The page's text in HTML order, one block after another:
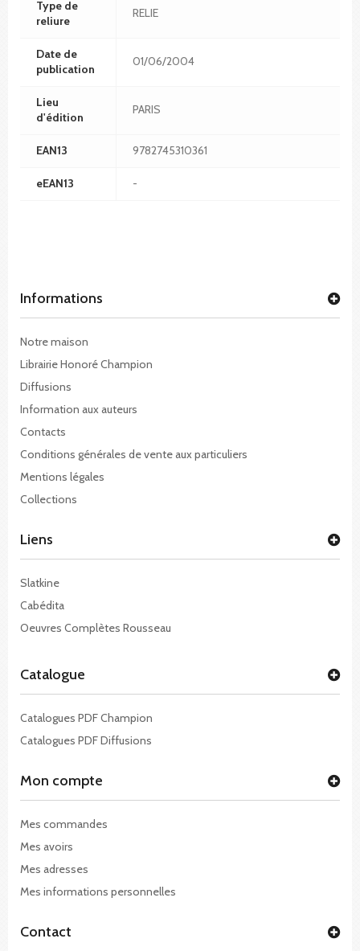
Type de
reliure
RELIE
Date de
publication
01/06/2004
Lieu
d'édition
PARIS
EAN13 9782745310361
eEAN13 -
Informations
Notre maison
Librairie Honoré Champion
Diffusions
Information aux auteurs
Contacts
Conditions générales de vente aux particuliers
Mentions légales
Collections
Liens
Slatkine
Cabédita
Oeuvres Complètes Rousseau
Catalogue
Catalogues PDF Champion
Catalogues PDF Diffusions
Mon compte
Mes commandes
Mes avoirs
Mes adresses
Mes informations personnelles
Contact